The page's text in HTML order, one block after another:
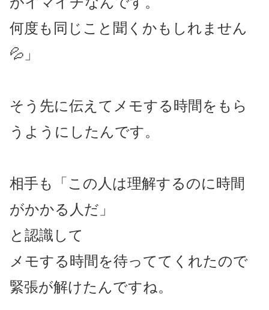
何度も同じこと聞くかもしれません
💦」
そう先に伝えてメモする時間をもら
うようにしたんです。
相手も「この人は理解するのに時間
がかかる人だ」
と認識して
メモする時間を待っててくれたので
緊張が解けたんですね。